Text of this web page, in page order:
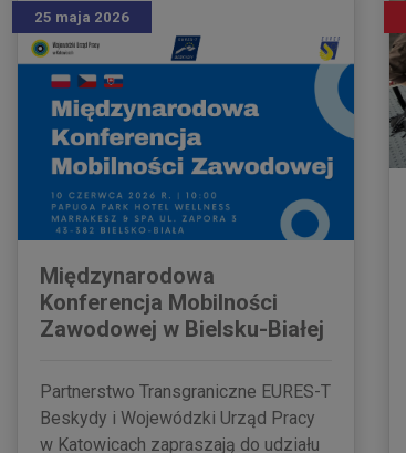
25 maja 2026
Międzynarodowa
Konferencja Mobilności
Zawodowej w Bielsku-Białej
Partnerstwo Transgraniczne EURES-T
Beskydy i Wojewódzki Urząd Pracy
w Katowicach zapraszają do udziału